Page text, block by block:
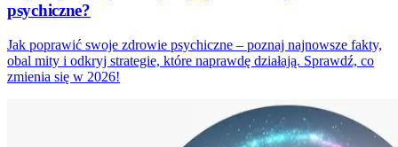
psychiczne?
Jak poprawić swoje zdrowie psychiczne – poznaj najnowsze fakty,
obal mity i odkryj strategie, które naprawdę działają. Sprawdź, co
zmienia się w 2026!